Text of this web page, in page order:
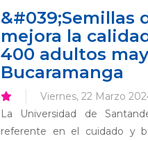
&#039;Semillas
mejora la
400 adultos
Bucaramanga
Viernes, 22 Marzo
La Universidad de
referente en el cuidado y